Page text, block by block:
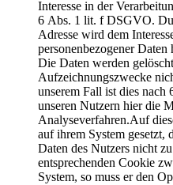
Interesse in der
6 Abs. 1 lit. f DSGVO.
Adresse wird dem
personenbezogener
Die Daten werden
Aufzeichnungszwecke
unserem Fall ist dies nach
unseren Nutzern hier die
Analyseverfahren.Auf
auf ihrem System gesetzt,
Daten des Nutzers nicht
entsprechenden Cookie
System, so muss er den